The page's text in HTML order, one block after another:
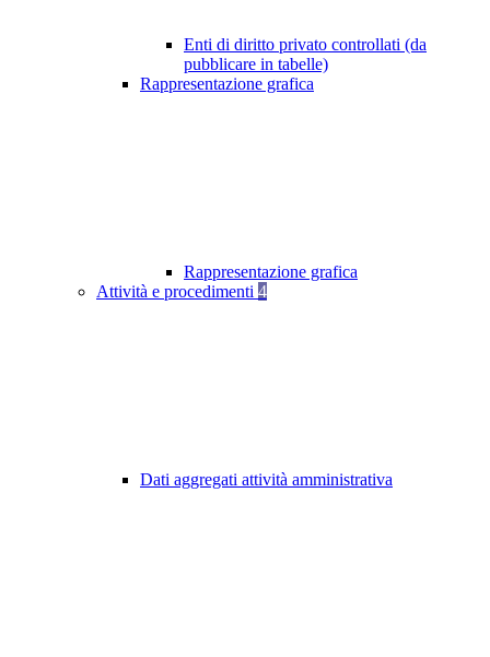
Enti di diritto privato controllati (da
pubblicare in tabelle)
Rappresentazione grafica
Rappresentazione grafica
Attività e procedimenti 4
Dati aggregati attività amministrativa